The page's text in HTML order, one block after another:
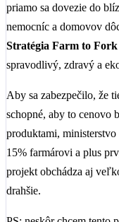
priamo sa dovezie do
nemocníc a domovov
Stratégia Farm to
spravodlivý, zdravý a
Aby sa zabezpečilo, že
schopné, aby to cenovo
produktami,
15% farmárovi a plus
projekt obchádza aj
drahšie.